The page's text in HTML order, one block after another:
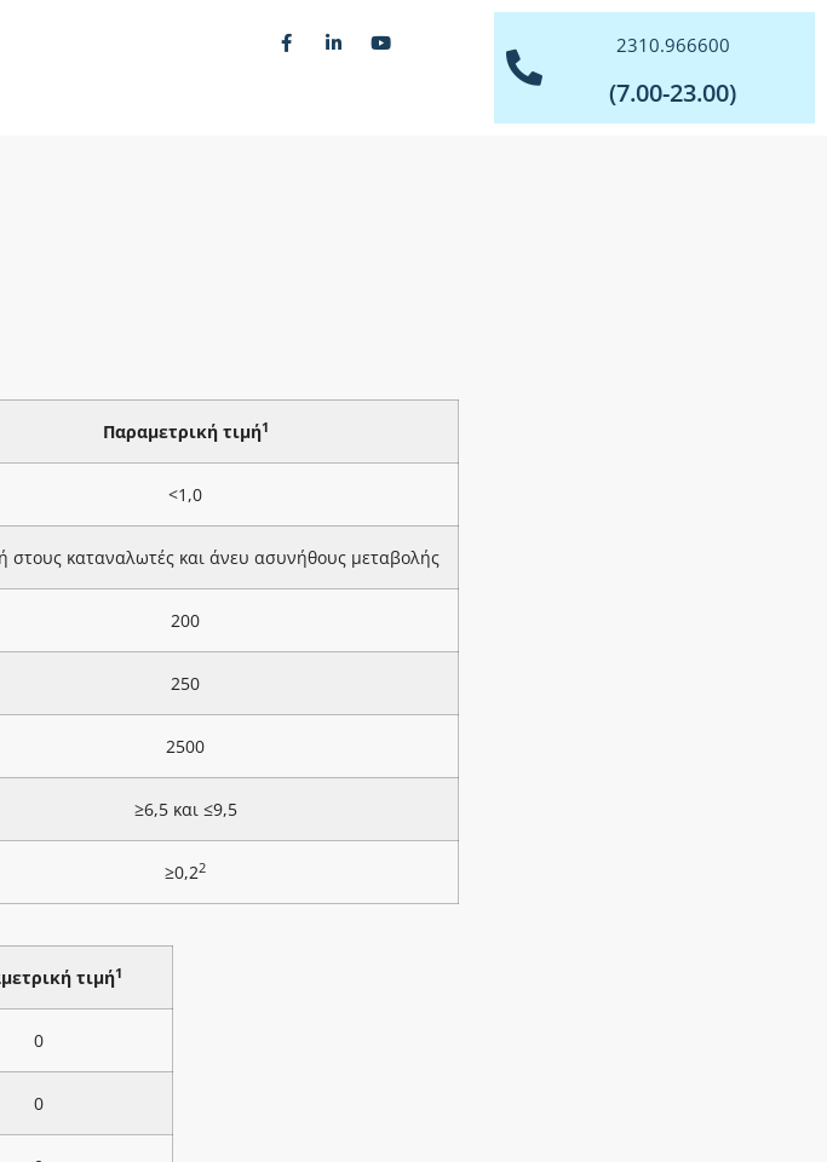
2310.966600
(7.00-23.00)
Παραμετρική τιμή1
<1,0
στους καταναλωτές και άνευ ασυνήθους μεταβολής
200
250
2500
≥6,5 και ≤9,5
≥0,22
τιμή1
0
0